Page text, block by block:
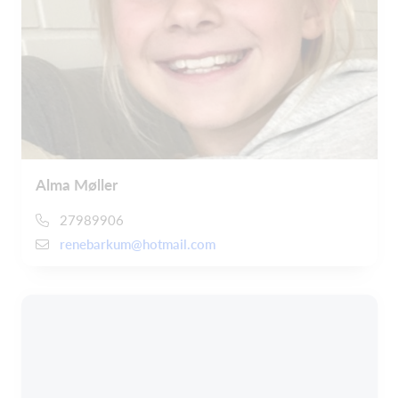
Alma Møller
27989906
renebarkum@hotmail.com